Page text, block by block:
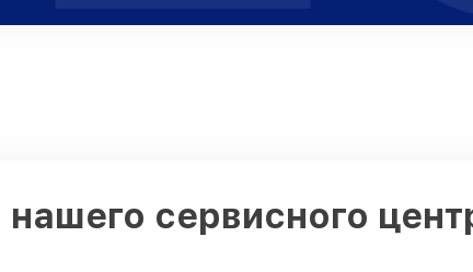
нашего сервисного